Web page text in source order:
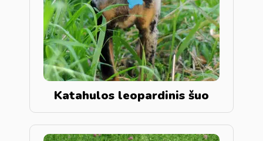
Katahulos leopardinis šuo